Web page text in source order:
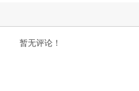
暂无评论！